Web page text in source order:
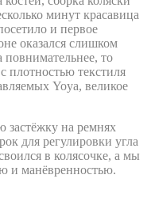
минут красавица
и первое
оказался слишком
то
плотностью текстиля
Yoya, великое
на ремнях
для регулировки угла
в колясочке, а мы
и манёвренностью.